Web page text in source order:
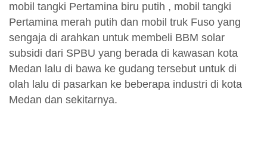
mobil tangki Pertamina biru putih , mobil tangki
Pertamina merah putih dan mobil truk Fuso yang
sengaja di arahkan untuk membeli BBM solar
subsidi dari SPBU yang berada di kawasan kota
Medan lalu di bawa ke gudang tersebut untuk di
olah lalu di pasarkan ke beberapa industri di kota
Medan dan sekitarnya.